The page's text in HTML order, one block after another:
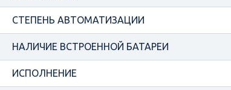
СТЕПЕНЬ АВТОМАТИЗАЦИИ
НАЛИЧИЕ ВСТРОЕННОЙ БАТАРЕИ
ИСПОЛНЕНИЕ